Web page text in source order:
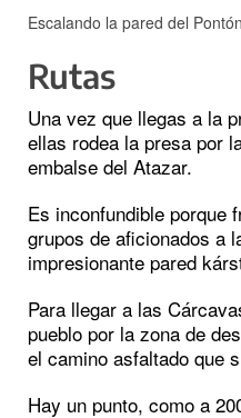
Escalando la pared del Pontón
Rutas
Una vez que llegas a la
ellas rodea la presa por
embalse del Atazar.
Es inconfundible porque
grupos de aficionados a
impresionante pared
Para llegar a las
pueblo por la zona de
el camino asfaltado que
Hay un punto, como a